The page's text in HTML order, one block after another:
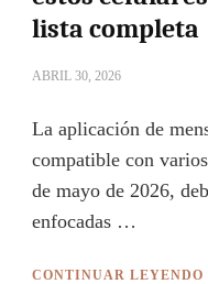
lista completa
ABRIL 30, 2026
La aplicación de
compatible con
de mayo de 2026,
enfocadas …
CONTINUAR LEYENDO